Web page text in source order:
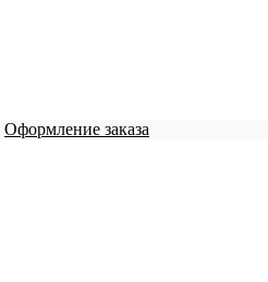
Оформление заказа